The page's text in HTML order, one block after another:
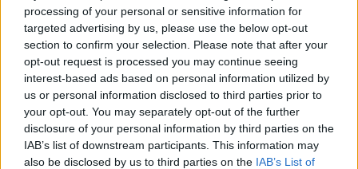
processing of your personal or sensitive information for
targeted advertising by us, please use the below opt-out
section to confirm your selection. Please note that after your
opt-out request is processed you may continue seeing
interest-based ads based on personal information utilized by
us or personal information disclosed to third parties prior to
your opt-out. You may separately opt-out of the further
disclosure of your personal information by third parties on the
IAB’s list of downstream participants. This information may
also be disclosed by us to third parties on the IAB’s List of
detto.
“Naturalmente, sarà necessario superare un esame, nel
senso buono del termine. Un esame dell’efficacia del
progetto, della validità del prezzo e di altri parametri. Siamo
assolutamente pronti per questo esame“, ha aggiunto.
In base ad un accordo firmato nel 2014, Rosatom sta
costruendo altri due blocchi presso la centrale nucleare di
Paks, ciascuno con una capacità di 1,2 GW. I blocchi
dovrebbero entrare in funzione nel 2030-2031.